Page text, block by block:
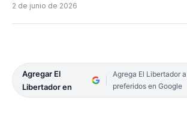
2 de junio de 2026
Agregar El
Libertador en
Agrega El Libertador
preferidos en Google